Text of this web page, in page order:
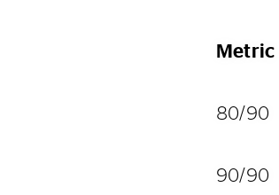
Metric
80/90
90/90